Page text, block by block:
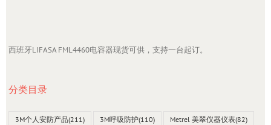
西班牙LIFASA FML4460电容器现货可供，支持一台起订。
分类目录
3M个人安防产品(211) 3M呼吸防护(110) Metrel 美翠仪器仪表(82)